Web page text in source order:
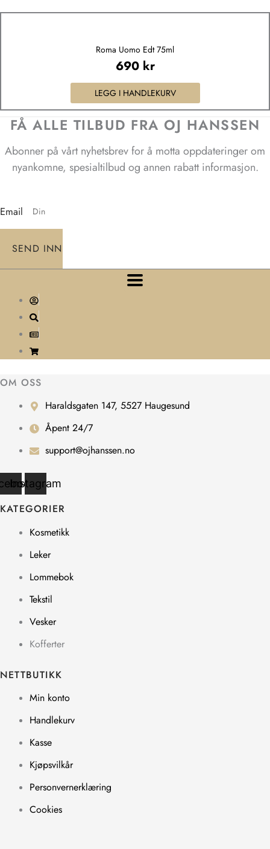
Roma Uomo Edt 75ml
690 kr
LEGG I HANDLEKURV
FÅ ALLE TILBUD FRA OJ HANSSEN
Abonner på vårt nyhetsbrev for å motta oppdateringer om
nyankomne, spesialtilbud og annen rabatt informasjon.
Email
SEND INN
OM OSS
Haraldsgaten 147, 5527 Haugesund
Åpent 24/7
support@ojhanssen.no
Instagram
KATEGORIER
Kosmetikk
Leker
Lommebok
Tekstil
Vesker
Kofferter
NETTBUTIKK
Min konto
Handlekurv
Kasse
Kjøpsvilkår
Personvernerklæring
Cookies